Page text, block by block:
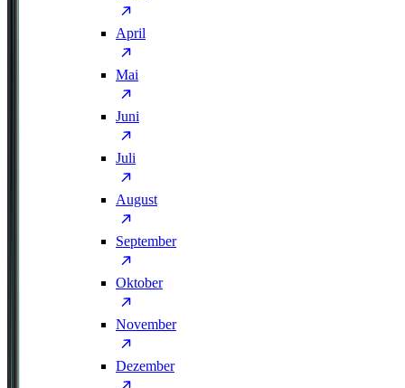
April
Mai
Juni
Juli
August
September
Oktober
November
Dezember